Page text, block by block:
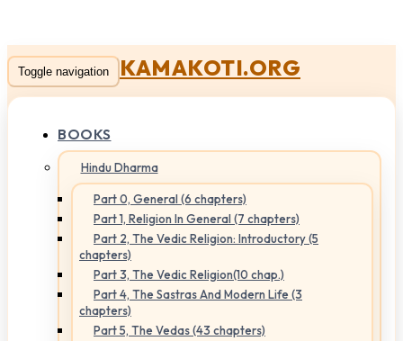
Toggle navigation KAMAKOTI.ORG
BOOKS
Hindu Dharma
Part 0, General (6 chapters)
Part 1, Religion In General (7 chapters)
Part 2, The Vedic Religion: Introductory (5
chapters)
Part 3, The Vedic Religion(10 chap.)
Part 4, The Sastras And Modern Life (3
chapters)
Part 5, The Vedas (43 chapters)